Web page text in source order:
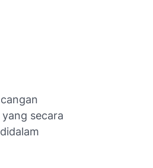
secara